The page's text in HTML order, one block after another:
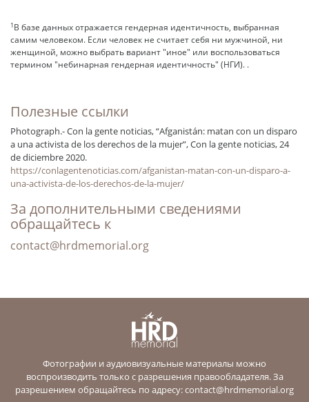
1В базе данных отражается гендерная идентичность, выбранная
самим человеком. Если человек не считает себя ни мужчиной, ни
женщиной, можно выбрать вариант "иное" или воспользоваться
термином "небинарная гендерная идентичность" (НГИ). .
Полезные ссылки
Photograph.- Con la gente noticias, “Afganistán: matan con un disparo
a una activista de los derechos de la mujer”, Con la gente noticias, 24
de diciembre 2020.
https://conlagentenoticias.com/afganistan-matan-con-un-disparo-a-
una-activista-de-los-derechos-de-la-mujer/
За дополнительными сведениями
обращайтесь к
contact@hrdmemorial.org
Фотографии и аудиовизуальные материалы можно
воспроизводить только с разрешения правообладателя. За
разрешением обращайтесь по адресу:contact@hrdmemorial.org